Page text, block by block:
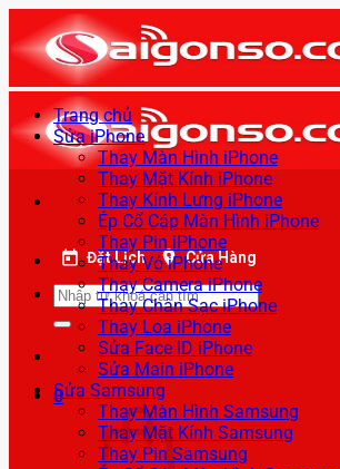
qua
nội
dung
Đặt Lịch Cửa Hàng
Tìm
kiếm:
0
Trang chủ
Sửa iPhone
Thay Màn Hình iPhone
Thay Mặt Kính iPhone
Thay Kính Lưng iPhone
Ép Cổ Cáp Màn Hình iPhone
Thay Pin iPhone
Thay Vỏ iPhone
Thay Camera iPhone
Thay Chân Sạc iPhone
Thay Loa iPhone
Sửa Face ID iPhone
Sửa Main iPhone
Sửa Samsung
Thay Màn Hình Samsung
Thay Mặt Kính Samsung
Thay Pin Samsung